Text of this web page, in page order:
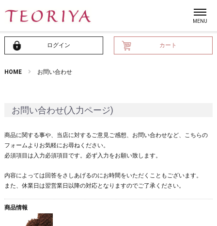
ログイン カート
HOME お問い合わせ
お問い合わせ(入力ページ)
商品に関する事や、当店に対するご意見ご感想、お問い合わせなど、こちらの
フォームよりお気軽にお尋ねください。
必須項目は入力必須項目です。必ず入力をお願い致します。
内容によっては回答をさしあげるのにお時間をいただくこともございます。
また、休業日は翌営業日以降の対応となりますのでご了承ください。
商品情報